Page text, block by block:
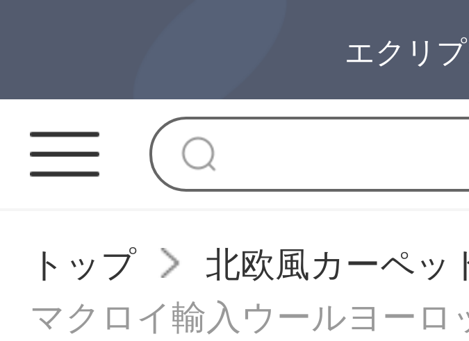
エクリ
トップ
北欧風カーペッ
マクロイ輸入ウールヨー